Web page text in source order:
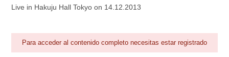
Live in Hakuju Hall Tokyo on 14.12.2013
Para acceder al contenido completo necesitas estar registrado